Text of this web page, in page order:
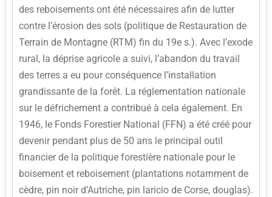
des reboisements ont été nécessaires afin de lutter
contre l’érosion des sols (politique de Restauration de
Terrain de Montagne (RTM) fin du 19e s.). Avec l’exode
rural, la déprise agricole a suivi, l’abandon du travail
des terres a eu pour conséquence l’installation
grandissante de la forêt. La réglementation nationale
sur le défrichement a contribué à cela également. En
1946, le Fonds Forestier National (FFN) a été créé pour
devenir pendant plus de 50 ans le principal outil
financier de la politique forestière nationale pour le
boisement et reboisement (plantations notamment de
cèdre, pin noir d’Autriche, pin laricio de Corse, douglas).